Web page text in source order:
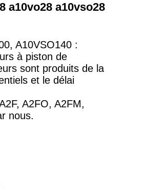
a10vo28 a10vso28
A10VSO140 :
à piston de
sont produits de la
et le délai
A2FO, A2FM,
nous.